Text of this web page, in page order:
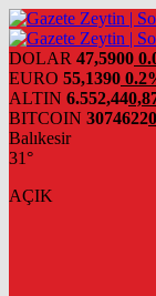
DOLAR 47,5900
EURO 55,1390
ALTIN 6.552,44
BITCOIN 3074622
Balıkesir
31°
AÇIK